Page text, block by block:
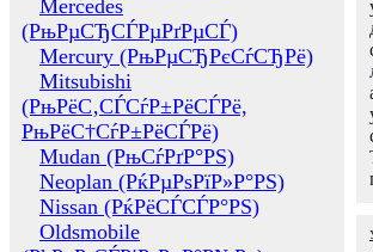
Mercedes
(РњРµСЂСЃРµРґРµСЃ)
Mercury (РњРµСЂРєСѓСЂРё)
Mitsubishi
(РњРёС‚СЃСѓР±РёСЃРё,
РњРёС†СѓР±РёСЃРё)
Mudan (РњСѓРґР°РЅ)
Neoplan (РќРµРѕРїР»Р°РЅ)
Nissan (РќРёСЃСЃР°РЅ)
Oldsmobile